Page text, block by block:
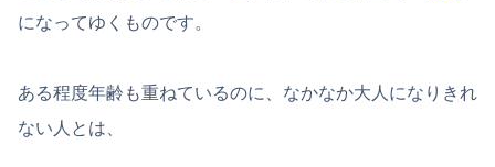
になってゆくものです。
ある程度年齢も重ねているのに、なかなか大人になりきれ
ない人とは、